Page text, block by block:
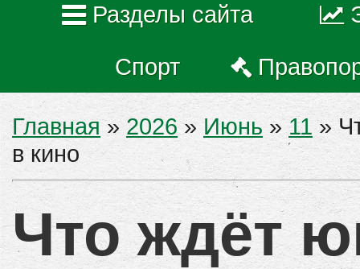
Разделы сайта
Спорт
Главная » 2026 » Июнь » 11 »
в кино
Что ждёт